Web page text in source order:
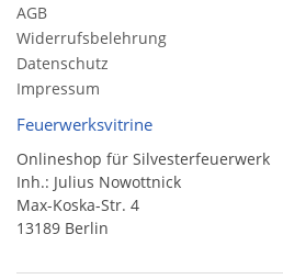
AGB
Widerrufsbelehrung
Datenschutz
Impressum
Feuerwerksvitrine
Onlineshop für Silvesterfeuerwerk
Inh.: Julius Nowottnick
Max-Koska-Str. 4
13189 Berlin